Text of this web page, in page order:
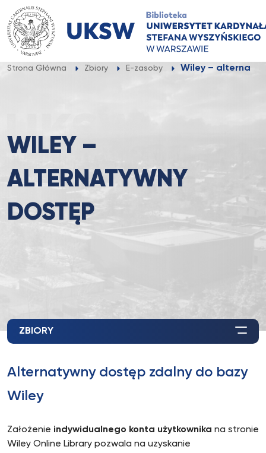
Przejdź
do
treści
Strona Główna Zbiory E-zasoby Wiley –
WILEY –
ALTERNATYWNY
DOSTĘP
ZBIORY
Alternatywny dostęp zdalny do bazy
Wiley
Założenie indywidualnego konta użytkownika na stronie
Wiley Online Library pozwala na uzyskanie